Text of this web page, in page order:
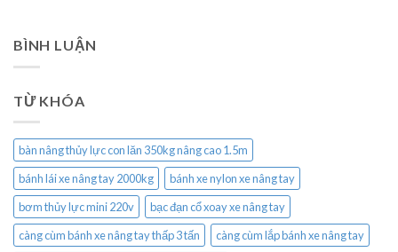
BÌNH LUẬN
TỪ KHÓA
bàn nâng thủy lực con lăn 350kg nâng cao 1.5m
bánh lái xe nâng tay 2000kg
bánh xe nylon xe nâng tay
bơm thủy lực mini 220v
bạc đạn cổ xoay xe nâng tay
càng cùm bánh xe nâng tay thấp 3 tấn
càng cùm lắp bánh xe nâng tay